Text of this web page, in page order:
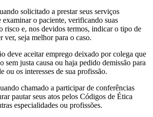
solicitado a prestar seus serviços
examinar o paciente, verificando suas
risco e, nos devidos termos, indicar o tipo de
ver, seja melhor para o caso.
deve aceitar emprego deixado por colega que
sem justa causa ou haja pedido demissão para
ou os interesses de sua profissão.
chamado a participar de conferências
pautar seus atos pelos Códigos de Ética
especialidades ou profissões.